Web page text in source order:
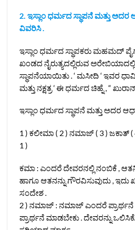
2. ಇಸ್ಲಾಂ ಧರ್ಮದ ಸ್ಥಾಪನೆ ಮತ್ತು ಅದರ
ವಿವರಿಸಿ .
ಇಸ್ಲಾಂ ಧರ್ಮದ ಸ್ಥಾಪಕರು ಮಹಮದ್
ಖಂಡದ ನೈರುತ್ಯದಲ್ಲಿರುವ ಅರೇಬಿಯಾದಲ್ಲಿ
ಸ್ಥಾಪನೆಯಾಯಿತು . ‘ ಮಸೀದಿ ‘ ಇವರ
ಮತ್ತು ನಕ್ಷತ್ರ ‘ ಈ ಧರ್ಮದ ಚಿಹ್ನೆ , “
ಇಸ್ಲಾಂ ಧರ್ಮದ ಸ್ಥಾಪನೆ ಮತ್ತು ಅದರ
1 ) ಕಲೀಮಾ ( 2 ) ನಮಾಜ್ ( 3 ) ಜಕಾತ್
1 )
ಕಮಾ : ಎಂದರೆ ದೇವರನಲ್ಲಿ ನಂಬಿಕೆ ,
ಹಾಗೂ ಆತನನ್ನು ಗೌರವಿಸುವುದು , ಇದು
ಸಂದೇಶ .
2 ) ನಮಾಜ್ : ನಮಾಜ್ ಎಂದರೆ ಪ್ರಾರ್ಥನೆ .
ಪ್ರಾರ್ಥನೆ ಮಾಡಬೇಕು . ದೇವರನ್ನು